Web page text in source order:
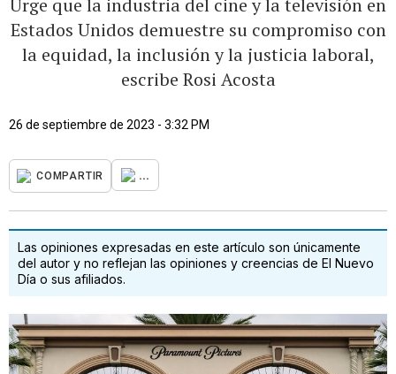
Urge que la industria del cine y la televisión en
Estados Unidos demuestre su compromiso con
la equidad, la inclusión y la justicia laboral,
escribe Rosi Acosta
26 de septiembre de 2023 - 3:32 PM
COMPARTIR ...
Las opiniones expresadas en este artículo son únicamente
del autor y no reflejan las opiniones y creencias de El Nuevo
Día o sus afiliados.